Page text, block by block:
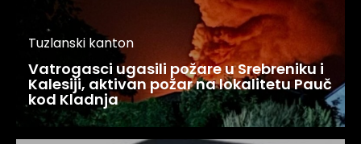
Tuzlanski kanton
Vatrogasci ugasili požare u Srebreniku i
Kalesiji, aktivan požar na lokalitetu Pauč
kod Kladnja